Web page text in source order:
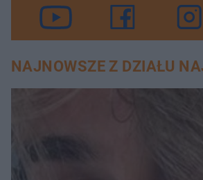
NAJNOWSZE Z DZIAŁU